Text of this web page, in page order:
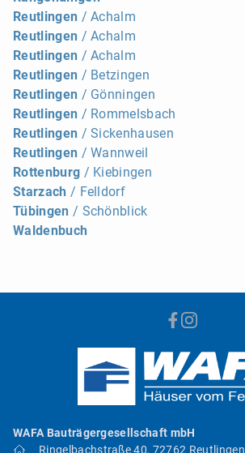
Reutlingen / Achalm
Reutlingen / Achalm
Reutlingen / Achalm
Reutlingen / Betzingen
Reutlingen / Gönningen
Reutlingen / Rommelsbach
Reutlingen / Sickenhausen
Reutlingen / Wannweil
Rottenburg / Kiebingen
Starzach / Felldorf
Tübingen / Schönblick
Waldenbuch
WAFA Bauträgergesellschaft mbH
Ringelbachstraße 40, 72762 Reutlingen